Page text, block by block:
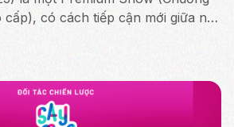
có cách tiếp cận mới giữa nội
đáp ứng nhu cầu của khán giả và